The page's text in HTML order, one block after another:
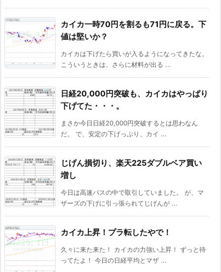
カイカ一時70円を割るも71円に戻る。下
値は堅いか？
カイカは下げたら買いが入るようになってきたな。
こういうときは、さらに材料が出る ...
日経20,000円突破も、カイカはやっぱり
下げてた・・・。
まさか今日日経20,000円突破するとは思わなん
だ。 で、安定の下げっぷり、カイ ...
じげん損切り、楽天225ダブルベア買い
増し
今日は高速バスの中で取引していました。 が、マ
ザーズの下げに引っ張られてじげんが ...
カイカ上昇！プラ転したやで！
久々に来た来た！ カイカの力強い上昇！ ずっと待
ってたよ！ 今日の日経平均とマザ ...